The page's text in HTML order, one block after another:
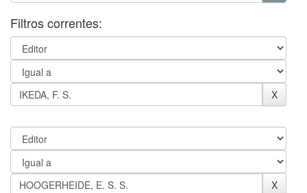
Filtros correntes: